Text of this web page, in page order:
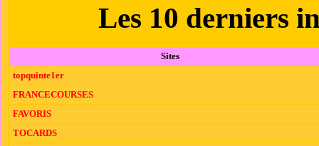
Les 10 derniers
Sites
topquinte1er
FRANCECOURSES
FAVORIS
TOCARDS